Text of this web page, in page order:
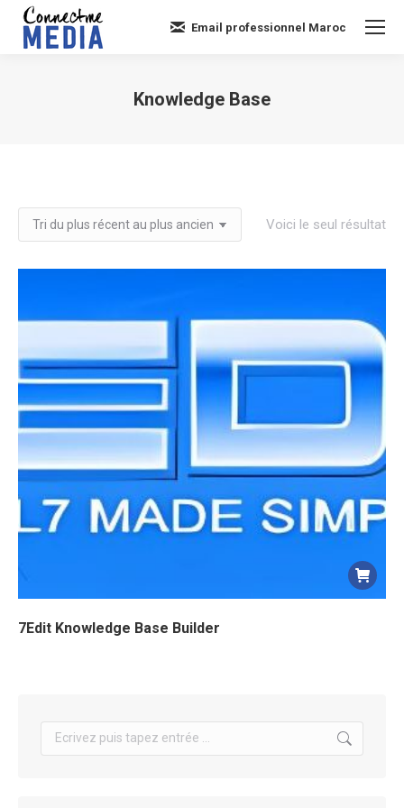
Email professionnel Maroc
Knowledge Base
Voici le seul résultat
7Edit Knowledge Base Builder
Search: